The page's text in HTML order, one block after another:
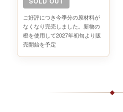
ご好評につき今季分の原材料が
なくなり完売しました。新物の
橙を使用して2027年初旬より販
売開始を予定